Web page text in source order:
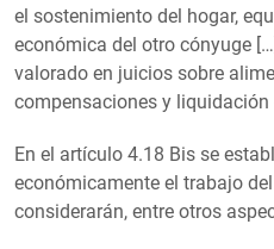
el sostenimiento del hogar,
económica del otro cónyuge
valorado en juicios sobre
compensaciones y
En el artículo 4.18 Bis se
económicamente el trabajo
considerarán, entre otros